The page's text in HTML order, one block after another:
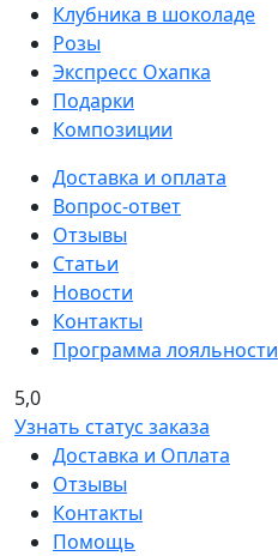
Клубника в шоколаде
Розы
Экспресс Охапка
Подарки
Композиции
Доставка и оплата
Вопрос-ответ
Отзывы
Статьи
Новости
Контакты
Программа лояльности
5,0
Узнать статус заказа
Доставка и Оплата
Отзывы
Контакты
Помощь